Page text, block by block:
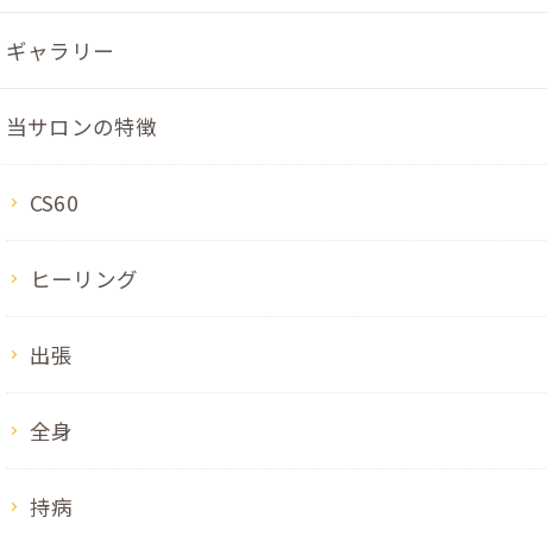
ギャラリー
当サロンの特徴
CS60
ヒーリング
出張
全身
持病